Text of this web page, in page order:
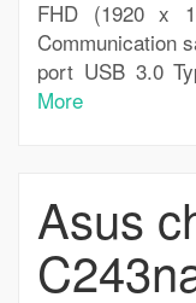
FHD (1920 x
Communication
port USB 3.0
More
Asus